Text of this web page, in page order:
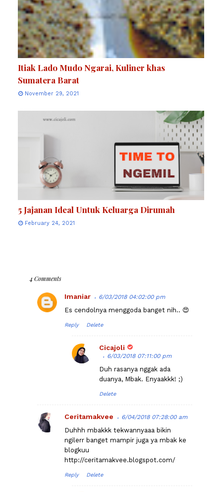
Itiak Lado Mudo Ngarai, Kuliner khas
Sumatera Barat
November 29, 2021
5 Jajanan Ideal Untuk Keluarga Dirumah
February 24, 2021
4 Comments
Imaniar 6/03/2018 04:02:00 pm
Es cendolnya menggoda banget nih.. 😍
Reply Delete
Cicajoli
6/03/2018 07:11:00 pm
Duh rasanya nggak ada
duanya, Mbak. Enyaakkk! ;)
Delete
Ceritamakvee 6/04/2018 07:28:00 am
Duhhh mbakkk tekwannyaaa bikin
ngilerr banget mampir juga ya mbak ke
blogkuu
http://ceritamakvee.blogspot.com/
Reply Delete